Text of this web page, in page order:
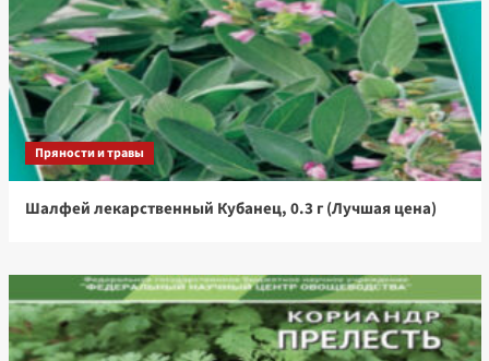
Пряности и травы
Шалфей лекарственный Кубанец, 0.3 г (Лучшая цена)